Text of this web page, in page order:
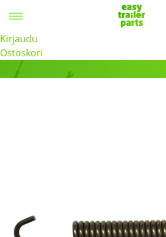
Kirjaudu
Ostoskori
Tuotteet